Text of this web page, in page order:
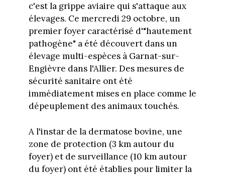
c'est la grippe aviaire qui s'attaque aux
élevages. Ce mercredi 29 octobre, un
premier foyer caractérisé d'"hautement
pathogène" a été découvert dans un
élevage multi-espèces à Garnat-sur-
Engièvre dans l'Allier. Des mesures de
sécurité sanitaire ont été
immédiatement mises en place comme le
dépeuplement des animaux touchés.
A l'instar de la dermatose bovine, une
zone de protection (3 km autour du
foyer) et de surveillance (10 km autour
du foyer) ont été établies pour limiter la